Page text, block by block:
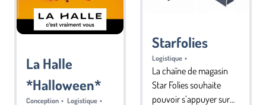
La Halle
*Halloween*
Conception • Logistique •
Starfolies
Logistique •
La chaîne de magasin
Star Folies souhaite
pouvoir s’appuyer sur